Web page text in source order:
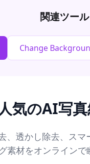
関連ツール
Change
気のAI写
透かし除去、ス
素材をオンラインで